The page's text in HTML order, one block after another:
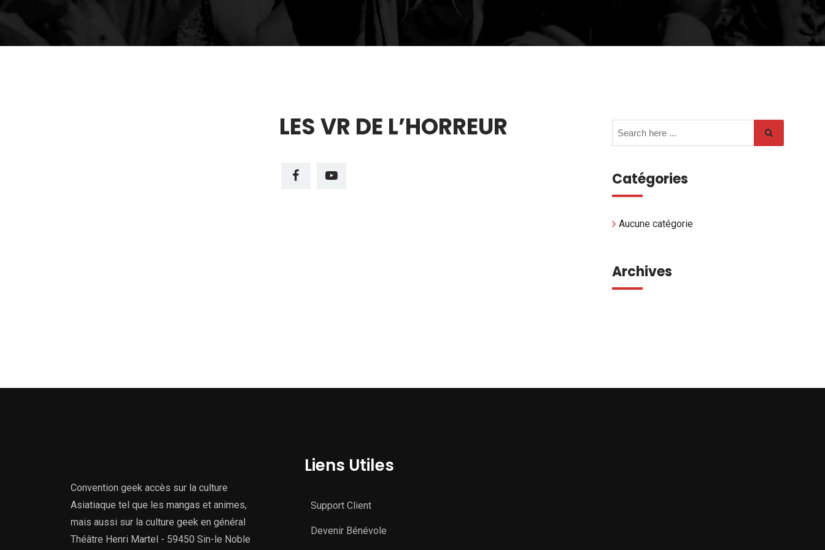
LES VR DE L’HORREUR
Catégories
Aucune catégorie
Archives
Convention geek accès sur la culture
Asiatiaque tel que les mangas et animes,
mais aussi sur la culture geek en général
Théâtre Henri Martel - 59450 Sin-le Noble
Liens Utiles
Support Client
Devenir Bénévole